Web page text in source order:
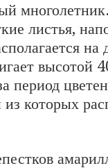
листья,
на
высотой
период
которых